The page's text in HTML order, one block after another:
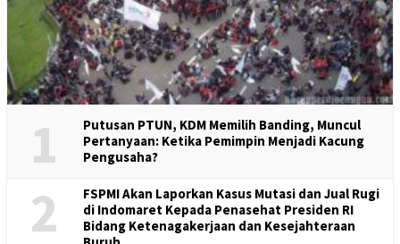
1
Putusan PTUN, KDM Memilih Banding, Muncul
Pertanyaan: Ketika Pemimpin Menjadi Kacung
Pengusaha?
2
FSPMI Akan Laporkan Kasus Mutasi dan Jual Rugi
di Indomaret Kepada Penasehat Presiden RI
Bidang Ketenagakerjaan dan Kesejahteraan